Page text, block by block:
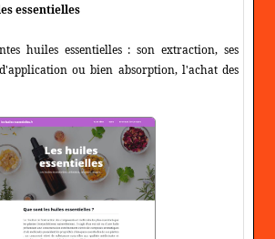
essentielles
huiles essentielles : son extraction, ses
ou bien absorption, l'achat des